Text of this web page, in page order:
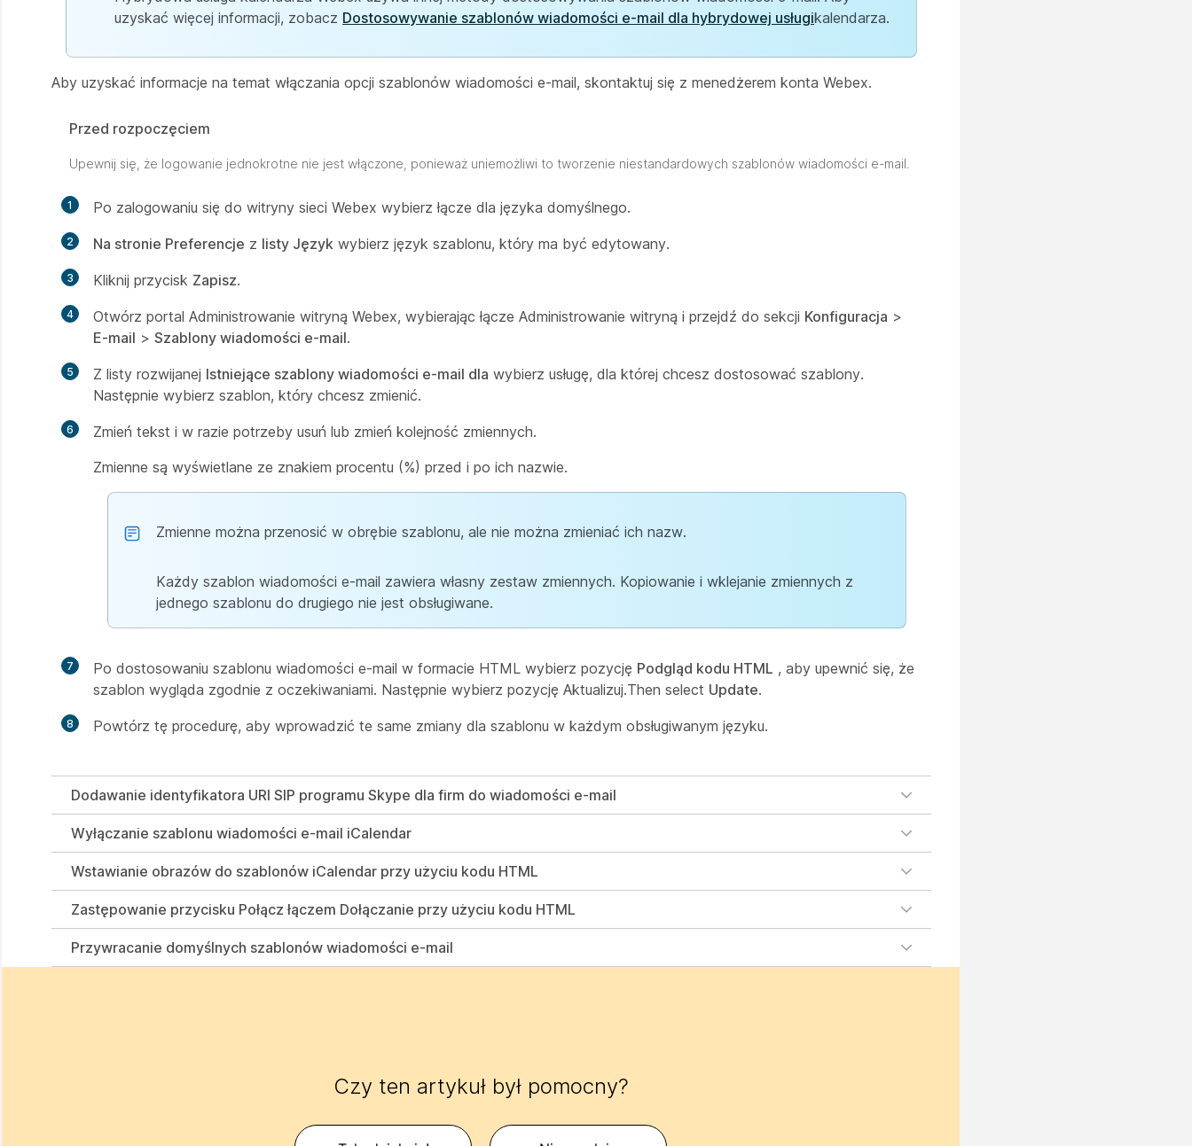
uzyskać więcej informacji, zobacz Dostosowywanie szablonów wiadomości e-mail dla hybrydowej usługikalendarza.
Aby uzyskać informacje na temat włączania opcji szablonów wiadomości e-mail, skontaktuj się z menedżerem konta Webex.
Przed rozpoczęciem
Upewnij się, że logowanie jednokrotne nie jest włączone, ponieważ uniemożliwi to tworzenie niestandardowych szablonów wiadomości e-mail.
1 Po zalogowaniu się do witryny sieci Webex wybierz łącze dla języka domyślnego.
2 Na stronie Preferencje z listy Język wybierz język szablonu, który ma być edytowany.
3 Kliknij przycisk Zapisz.
4 Otwórz portal Administrowanie witryną Webex, wybierając łącze Administrowanie witryną i przejdź do sekcji Konfiguracja >
E-mail > Szablony wiadomości e-mail.
5 Z listy rozwijanej Istniejące szablony wiadomości e-mail dla wybierz usługę, dla której chcesz dostosować szablony.
Następnie wybierz szablon, który chcesz zmienić.
6
Zmień tekst i w razie potrzeby usuń lub zmień kolejność zmiennych.
Zmienne są wyświetlane ze znakiem procentu (%) przed i po ich nazwie.
Zmienne można przenosić w obrębie szablonu, ale nie można zmieniać ich nazw.
Każdy szablon wiadomości e-mail zawiera własny zestaw zmiennych. Kopiowanie i wklejanie zmiennych z
jednego szablonu do drugiego nie jest obsługiwane.
7 Po dostosowaniu szablonu wiadomości e-mail w formacie HTML wybierz pozycję Podgląd kodu HTML , aby upewnić się, że
szablon wygląda zgodnie z oczekiwaniami. Następnie wybierz pozycję Aktualizuj.Then select Update.
8 Powtórz tę procedurę, aby wprowadzić te same zmiany dla szablonu w każdym obsługiwanym języku.
Dodawanie identyfikatora URI SIP programu Skype dla firm do wiadomości e-mail
Wyłączanie szablonu wiadomości e-mail iCalendar
Wstawianie obrazów do szablonów iCalendar przy użyciu kodu HTML
Zastępowanie przycisku Połącz łączem Dołączanie przy użyciu kodu HTML
Przywracanie domyślnych szablonów wiadomości e-mail
Czy ten artykuł był pomocny?